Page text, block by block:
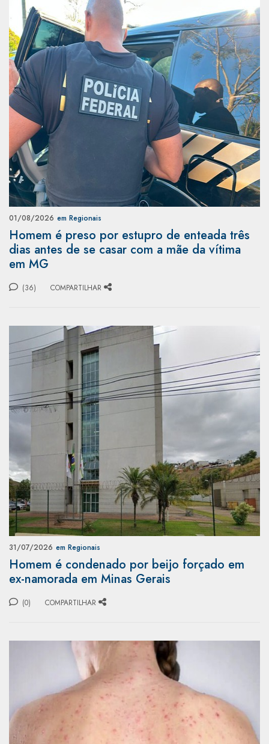
01/08/2026 em Regionais
Homem é preso por estupro de enteada três
dias antes de se casar com a mãe da vítima
em MG
(36) COMPARTILHAR
31/07/2026 em Regionais
Homem é condenado por beijo forçado em
ex-namorada em Minas Gerais
(0) COMPARTILHAR